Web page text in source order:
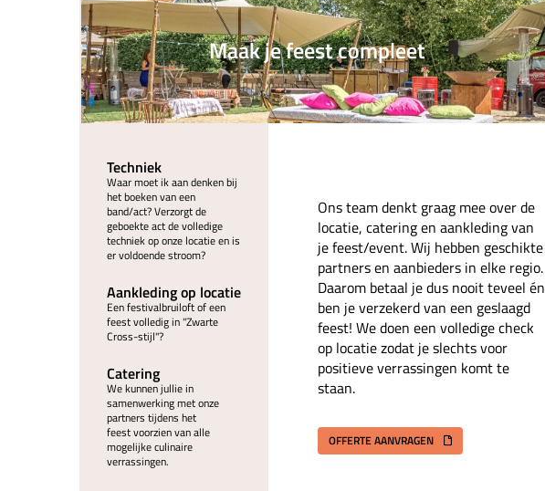
Maak je feest compleet
Techniek
Waar moet ik aan denken bij
het boeken van een
band/act? Verzorgt de
geboekte act de volledige
techniek op onze locatie en is
er voldoende stroom?
Aankleding op locatie
Een festivalbruiloft of een
feest volledig in "Zwarte
Cross-stijl"?
Catering
We kunnen jullie in
samenwerking met onze
partners tijdens het
feest voorzien van alle
mogelijke culinaire
verrassingen.
Ons team denkt graag mee over de
locatie, catering en aankleding van
je feest/event. Wij hebben geschikte
partners en aanbieders in elke regio.
Daarom betaal je dus nooit teveel én
ben je verzekerd van een geslaagd
feest! We doen een volledige check
op locatie zodat je slechts voor
positieve verrassingen komt te
staan.
OFFERTE AANVRAGEN